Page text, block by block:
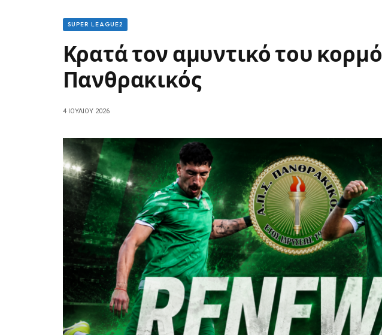
SUPER LEAGUE2
Κρατά τον αμυντικό του
Πανθρακικός
4 ΙΟΥΛΊΟΥ 2026